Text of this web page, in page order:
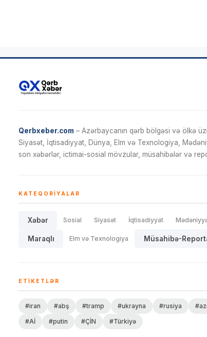
Qerbxeber.com – Azərbaycanın qərb bölgəsi və ölkə
Siyasət, İqtisadiyyat, Dünya, Elm və Texnologiya,
son xəbərlər, ictimai-sosial mövzular, müsahibələr və
KATEQORIYALAR
Xəbər Sosial Siyasət İqtisadiyyat
Maraqlı Elm və Texnologiya Müsahibə-
ETIKETLƏR
#iran #abş #tramp #ukrayna #rusiya
#Aİ
#putin #ÇİN #Türkiyə